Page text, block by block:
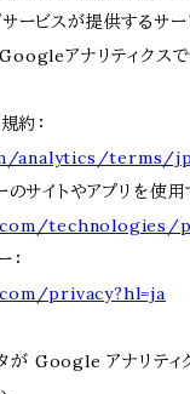
プサービスが提供す
Googleアナリティク
約：
analytics/terms/
サイトやアプリを使
technologies/
privacy?hl=ja
が Google アナリテ